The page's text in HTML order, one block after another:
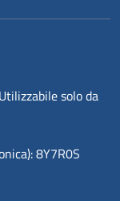
solo da
8Y7R0S